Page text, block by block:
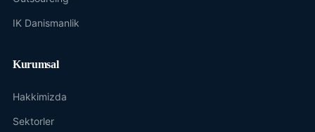
IK Danismanlik
Kurumsal
Hakkimizda
Sektorler